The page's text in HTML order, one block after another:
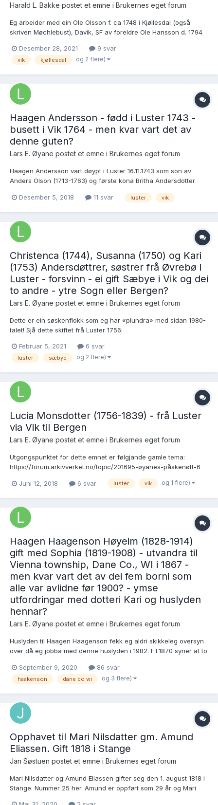
Harald L. Bakke postet et emne i Brukernes eget forum
Eg arbeider med ein Ole Olsson f. ca 1748 i Kjøllesdal (også
skriven Møchlebust), Davik, SF av foreldre Ole Hansson d. 1794
men Ole Ols: Møchlebust er konfirmert i Davik i desember 1764.
Så kjem eg til det som er pro...
Desember 28, 2021 9 svar
vik kjøllesdal og 2 flere)
Haagen Andersson - fødd i Luster 1743 -
busett i Vik 1764 - men kvar vart det av
denne guten?
Lars E. Øyane postet et emne i Brukernes eget forum
Haagen Andersson vart døypt i Luster 16.11.1743 som son av
Anders Olson (1713-1763) og første kona Britha Andersdotter
Luster. Eg finn ikkje Haagen konfirmert i Luster (NB:
frå...
Desember 5, 2018 11 svar luster vik
Christenca (1744), Susanna (1750) og Kari
(1753) Andersdøttrer, søstrer frå Øvrebø i
Luster - forsvinn - ei gift Sæbye i Vik og dei
to andre - ytre Sogn eller Bergen?
Lars E. Øyane postet et emne i Brukernes eget forum
Dette er ein søskenflokk som eg har «plundra» med sidan 1980-
talet! Sjå dette skiftet frå Luster 1756:
greidde den gongen å finna spor etter Susanna i Vik, men
Christence og Kari er framleis heilt uløyste utfordringar!...
Februar 5, 2021 6 svar
luster sæbye og 2 flere)
Lucia Monsdotter (1756-1839) - frå Luster
via Vik til Bergen
Lars E. Øyane postet et emne i Brukernes eget forum
Utgongspunktet for dette emnet er følgjande gamle tema:
https://forum.arkivverket.no/topic/201695-øyanes-påskenøtt-6-
hyllestad-kvar-vart-det-av-borni-hans/?
biografien til ei av døtre...
Juni 12, 2018 6 svar luster vik og 1 flere)
Haagen Haagenson Høyeim (1828-1914)
gift med Sophia (1819-1908) - utvandra til
Vienna township, Dane Co., WI i 1867 -
men kvar vart det av dei fem borni som
alle var avlidne før 1900? - ymse
utfordringar med dotteri Kari og huslyden
hennar?
Lars E. Øyane postet et emne i Brukernes eget forum
Huslyden til Haagen Haagenson fekk eg aldri skikkeleg oversyn
over då eg jobba med denne huslyden i 1982. FT1870 syner at to
1900, liksom dei andre tre av i alt seks born. FT1900 syner at
mori hadde hatt seks born, men berre eitt var i l...
September 9, 2020 86 svar
haakenson dane co wi og 3 flere)
Opphavet til Mari Nilsdatter gm. Amund
Eliassen. Gift 1818 i Stange
Jan Søstuen postet et emne i Brukernes eget forum
Mari Nilsdatter og Amund Eliassen gifter seg den 1. august 1818 i
Stange. Nummer 25 her. Amund er oppført som 29 år og Mari